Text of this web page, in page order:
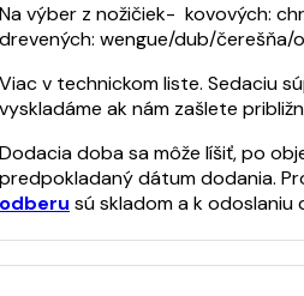
Na výber z nožičiek- kovových:
drevených: wengue/dub/čerešňa/
Viac v technickom liste. Sedaciu
vyskladáme ak nám zašlete
Dodacia doba sa môže líšiť, po
predpokladaný dátum dodania.
odberu sú skladom a k odoslaniu